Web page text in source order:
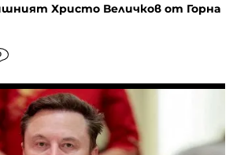
Христо Величков от Горна